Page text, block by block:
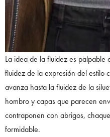
La idea de la fluidez es palpable
fluidez de la expresión del estilo
avanza hasta la fluidez de la
hombro y capas que parecen
contraponen con abrigos,
formidable.